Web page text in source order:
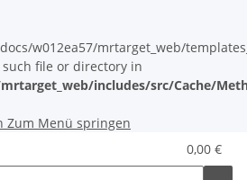
w012ea57/mrtarget_web/
file or directory in
includes/src/Cache/
Zum Menü springen
0,00 €